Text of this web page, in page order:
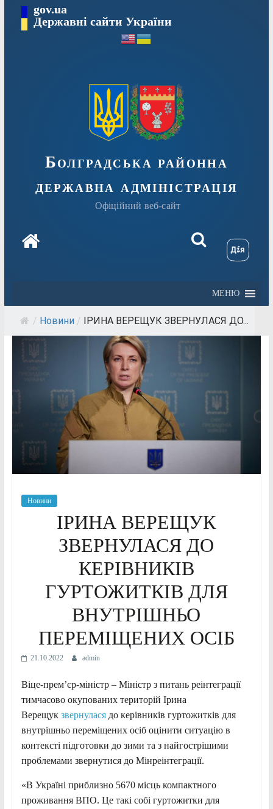
Перейтиgov.ua
Державні сайти України
Болградська районна
державна адміністрація
Офіційний веб-сайт
МЕНЮ
/ Новини / ІРИНА ВЕРЕЩУК ЗВЕРНУЛАСЯ ДО...
Новини
ІРИНА ВЕРЕЩУК
ЗВЕРНУЛАСЯ ДО
КЕРІВНИКІВ
ГУРТОЖИТКІВ ДЛЯ
ВНУТРІШНЬО
ПЕРЕМІЩЕНИХ ОСІБ
21.10.2022 admin
Віце-прем’єр-міністр – Міністр з питань реінтеграції
тимчасово окупованих територій Ірина
Верещук звернуласядо керівників гуртожитків для
внутрішньо переміщених осіб оцінити ситуацію в
контексті підготовки до зими та з найгострішими
проблемами звернутися до Мінреінтеграції.
«В Україні приблизно 5670 місць компактного
проживання ВПО. Це такі собі гуртожитки для